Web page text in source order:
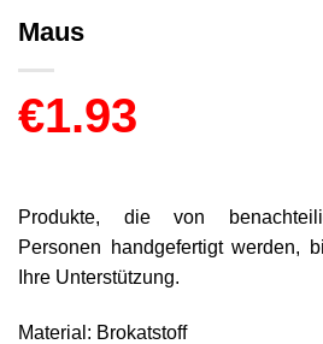
Maus
€1.93
Produkte, die von
Personen handgefertigt werden,
Ihre Unterstützung.
Material: Brokatstoff